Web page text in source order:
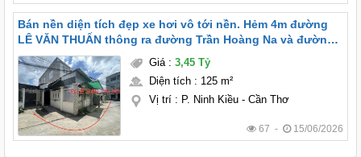
Bán nền diện tích đẹp xe hơi vô tới nền. Hẻm 4m đường
LÊ VĂN THUẤN thông ra đường Trần Hoàng Na và đường
Nguyễn Văn Linh.
Giá: 3,45 Tỷ
Diện tích: 125 m²
Vị trí: P. Ninh Kiều - Cần Thơ
67 - 15/06/2026